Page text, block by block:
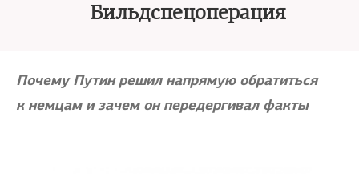
Бильдспецоперация
Почему Путин решил напрямую обратиться
к немцам и зачем он передергивал факты